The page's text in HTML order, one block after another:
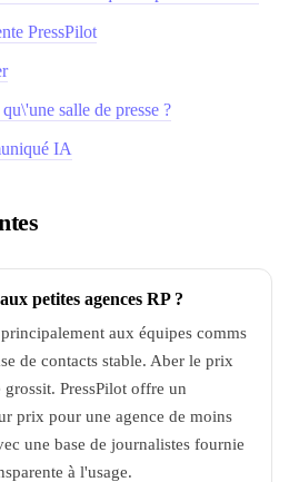
PressPilot
salle de presse ?
IA
petites agences RP ?
aux équipes comms
de contacts stable. Aber le prix
PressPilot offre un
prix pour une agence de moins
une base de journalistes fournie
à l'usage.